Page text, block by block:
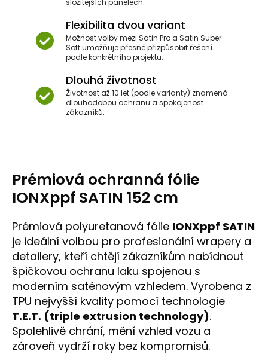
Flexibilita dvou variant
Možnost volby mezi Satin Pro a Satin Super
Soft umožňuje přesně přizpůsobit řešení
podle konkrétního projektu.
Dlouhá životnost
Životnost až 10 let (podle varianty) znamená
dlouhodobou ochranu a spokojenost
zákazníků.
Prémiová ochranná fólie
IONXppf SATIN 152 cm
Prémiová polyuretanová fólie IONXppf SATIN
je ideální volbou pro profesionální wrapery a
detailery, kteří chtějí zákazníkům nabídnout
špičkovou ochranu laku spojenou s
moderním saténovým vzhledem. Vyrobena z
TPU nejvyšší kvality pomocí technologie
T.E.T. (triple extrusion technology).
Spolehlivě chrání, mění vzhled vozu a
zároveň vydrží roky bez kompromisů.